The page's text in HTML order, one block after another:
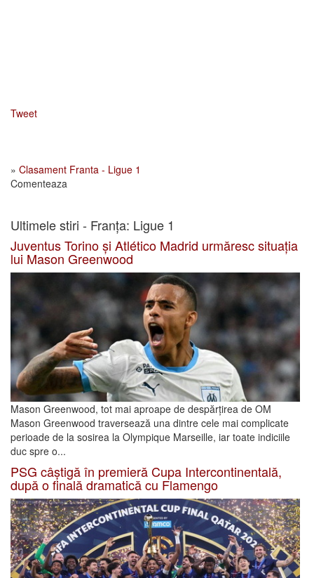
Tweet
» Clasament Franta - Ligue 1
Comenteaza
Ultimele stiri - Franța: Ligue 1
Juventus Torino și Atlético Madrid urmăresc situația
lui Mason Greenwood
Mason Greenwood, tot mai aproape de despărțirea de OM
Mason Greenwood traversează una dintre cele mai complicate
perioade de la sosirea la Olympique Marseille, iar toate indiciile
duc spre o...
PSG câștigă în premieră Cupa Intercontinentală,
după o finală dramatică cu Flamengo